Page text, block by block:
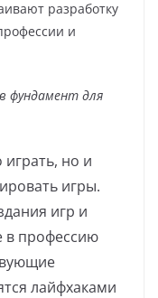
разработку
и
фундамент для
но и
игры.
игр и
в профессию
лайфхаками